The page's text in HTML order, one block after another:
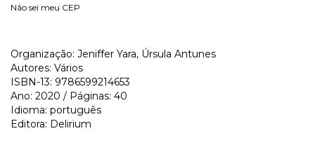
Não sei meu CEP
Organização: Jeniffer Yara, Úrsula Antunes
Autores: Vários
ISBN-13: 9786599214653
Ano: 2020 / Páginas: 40
Idioma: português
Editora: Delirium